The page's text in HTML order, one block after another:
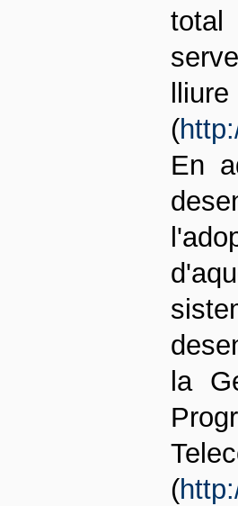
total
lliure
(
En
la
(